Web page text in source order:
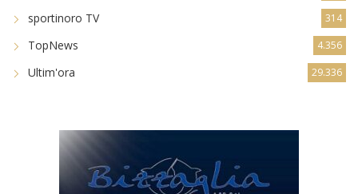
sportinoro TV 314
TopNews 4.356
Ultim'ora 29.336